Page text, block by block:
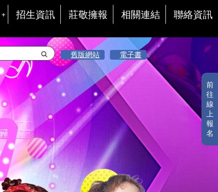
招生資訊 莊敬擁報 相關連結 聯絡資訊
前
往
線
上
報
名
舊版網站 電子書